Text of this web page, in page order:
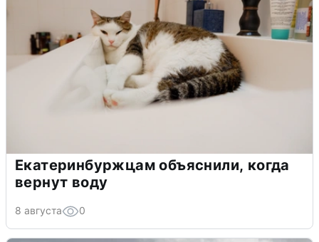
Екатеринбуржцам объяснили, когда
вернут воду
8 августа 0